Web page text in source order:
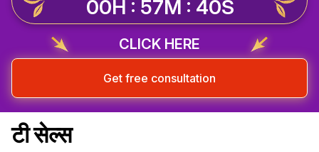
00H : 57M : 39S
CLICK HERE
Get free consultation
टी सेल्स